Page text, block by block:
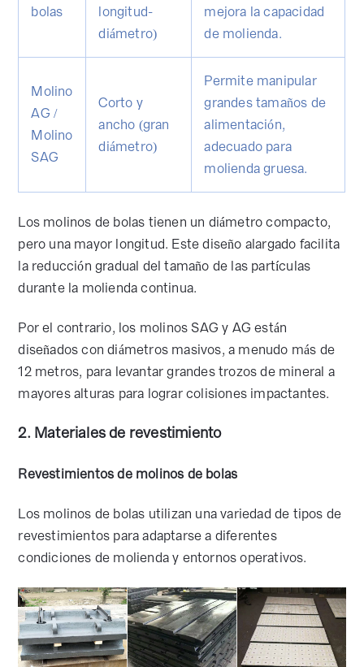
bolas
longitud-
diámetro)
mejora la capacidad
de molienda.
Molino
AG /
Molino
SAG
Corto y
ancho (gran
diámetro)
Permite manipular
grandes tamaños de
alimentación,
adecuado para
molienda gruesa.
Los molinos de bolas tienen un diámetro compacto,
pero una mayor longitud. Este diseño alargado facilita
la reducción gradual del tamaño de las partículas
durante la molienda continua.
Por el contrario, los molinos SAG y AG están
diseñados con diámetros masivos, a menudo más de
12 metros, para levantar grandes trozos de mineral a
mayores alturas para lograr colisiones impactantes.
2. Materiales de revestimiento
Revestimientos de molinos de bolas
Los molinos de bolas utilizan una variedad de tipos de
revestimientos para adaptarse a diferentes
condiciones de molienda y entornos operativos.